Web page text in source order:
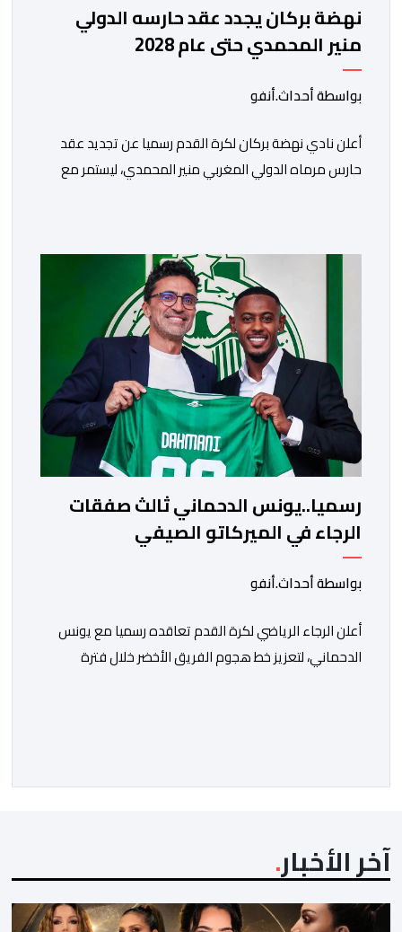
نهضة بركان يجدد عقد حارسه الدولي
منير المحمدي حتى عام 2028
بواسطة أحداث.أنفو
​أعلن نادي نهضة بركان لكرة القدم رسميا عن تجديد عقد
حارس مرماه الدولي المغربي منير المحمدي، ليستمر مع
الاجتماعي، مصحوبا بعبارة “الرحلة مستمرة”، في إشارة إلى
رغبة الإدارة في الحفاظ على ركائز الفريق والتعزيز من
استقراره الفني […]
رسميا..يونس الدحماني ثالث صفقات
الرجاء في الميركاتو الصيفي
بواسطة أحداث.أنفو
أعلن الرجاء الرياضي لكرة القدم تعاقده رسميا مع يونس
الدحماني، لتعزيز خط هجوم الفريق الأخضر خلال فترة
أداء لافت قدمه اللاعب برفقة اتحاد […]
آخر الأخبار